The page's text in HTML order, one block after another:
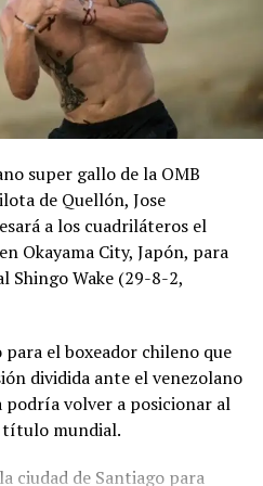
super gallo de la OMB
de Quellón, Jose
a los cuadriláteros el
Okayama City, Japón, para
Shingo Wake (29-8-2,
el boxeador chileno que
dividida ante el venezolano
podría volver a posicionar al
título mundial.
ciudad de Santiago para